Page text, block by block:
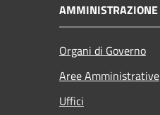
AMMINISTRAZIONE
Organi di Governo
Aree Amministrative
Uffici